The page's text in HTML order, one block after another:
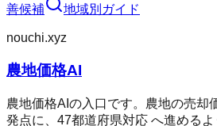
善候補
地域別ガイド
nouchi.xyz
農地価格AI
農地価格AIの入口です。農地の売却
発点に、47都道府県対応 へ進める